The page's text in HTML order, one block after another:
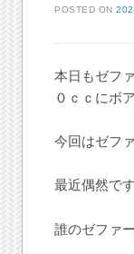
POSTED ON
本日もゼフ
０ｃｃにボ
今回はゼフ
最近偶然で
誰のゼファ